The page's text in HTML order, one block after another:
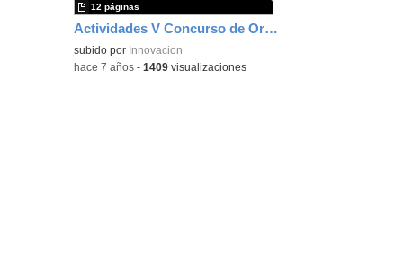
Actividades V Concurso de Oratoria de la Comunidad de Madrid
subido por Innovacion
12 páginas
-hace 7 años -1409 visualizaciones